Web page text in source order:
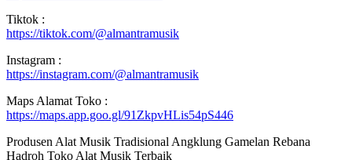
Tiktok :
https://tiktok.com/@almantramusik
Instagram :
https://instagram.com/@almantramusik
Maps Alamat Toko :
https://maps.app.goo.gl/91ZkpvHLis54pS446
Produsen Alat Musik Tradisional Angklung Gamelan Rebana
Hadroh Toko Alat Musik Terbaik